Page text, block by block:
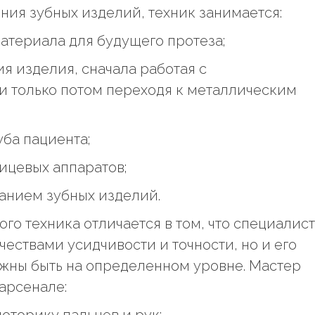
зубных изделий, техник занимается:
для будущего протеза;
изделия, сначала работая с
только потом переходя к металлическим
пациента;
аппаратов;
зубных изделий.
техника отличается в том, что специалист
усидчивости и точности, но и его
быть на определенном уровне. Мастер